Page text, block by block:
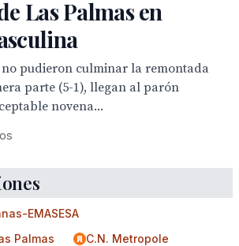
Las Palmas en
no pudieron culminar la remontada
parte (5-1), llegan al parón
novena...
EMASESA
Palmas
C.N. Metropole